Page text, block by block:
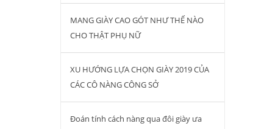
MANG GIÀY CAO GÓT NHƯ THẾ NÀO
CHO THẬT PHỤ NỮ
XU HƯỚNG LỰA CHỌN GIÀY 2019 CỦA
CÁC CÔ NÀNG CÔNG SỞ
Đoán tính cách nàng qua đôi giày ưa